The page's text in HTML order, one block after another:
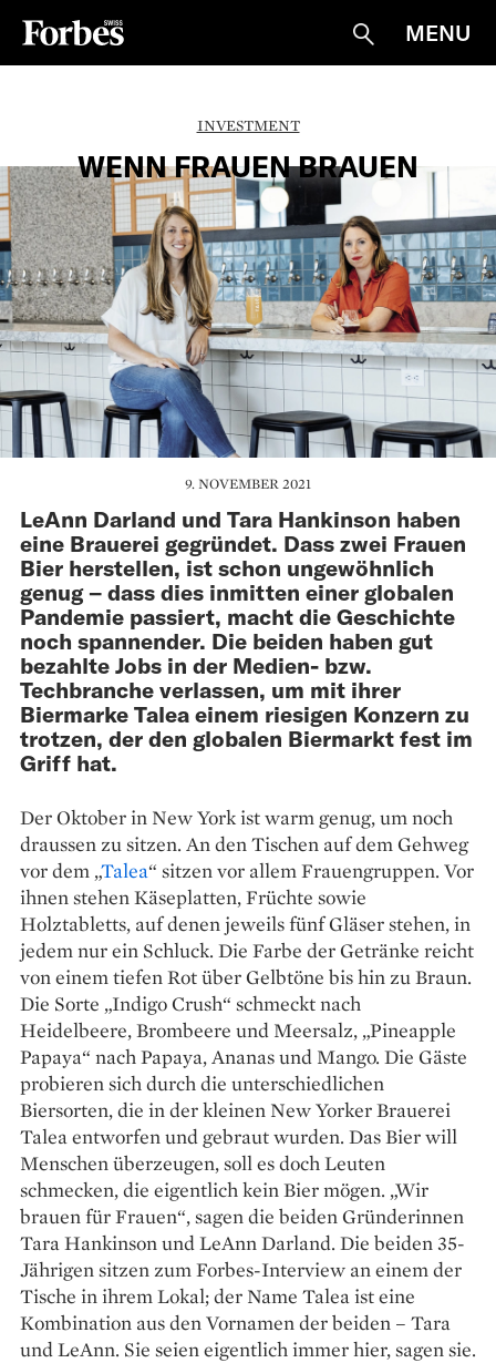
Suche
MENU
INVESTMENT
WENN FRAUEN BRAUEN
9. NOVEMBER 2021
LeAnn Darland und Tara Hankinson haben
eine Brauerei gegründet. Dass zwei Frauen
Bier herstellen, ist schon ungewöhnlich
genug – dass dies inmitten einer globalen
Pandemie passiert, macht die Geschichte
noch spannender. Die beiden haben gut
bezahlte Jobs in der Medien- bzw.
Techbranche verlassen, um mit ihrer
Biermarke Talea einem riesigen Konzern zu
trotzen, der den globalen Biermarkt fest im
Griff hat.
Der Oktober in New York ist warm genug, um noch
draussen zu sitzen. An den Tischen auf dem Gehweg
vor dem „Talea“ sitzen vor allem Frauengruppen. Vor
ihnen stehen Käse­platten, Früchte sowie
Holztabletts, auf denen jeweils fünf Gläser stehen, in
jedem nur ein Schluck. Die Farbe der Getränke reicht
von einem tiefen Rot über Gelbtöne bis hin zu Braun.
Die Sorte „Indigo Crush“ schmeckt nach
Heidelbeere, Brom­beere und Meersalz, „Pine­apple
Papaya“ nach Papaya, Ananas und Mango. Die Gäste
probieren sich durch die unterschiedlichen
Biersorten, die in der kleinen New Yorker Brauerei
Talea entworfen und gebraut wur­den. Das Bier will
Menschen über­zeugen, soll es doch Leuten
schmecken, die eigentlich kein Bier mögen. „Wir
brauen für Frauen“, sagen die beiden Gründerinnen
Tara Hankinson und LeAnn Darland. Die beiden 35-
Jährigen sitzen zum Forbes-­Interview an einem der
Tische in ihrem Lokal; der Name Talea ist eine
Kombina­tion aus den Vornamen der beiden – Tara
und LeAnn. Sie seien eigentlich immer hier, sagen sie.